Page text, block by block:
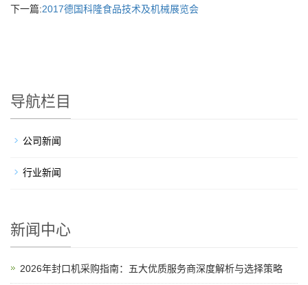
下一篇:2017德国科隆食品技术及机械展览会
导航栏目
公司新闻
行业新闻
新闻中心
2026年封口机采购指南：五大优质服务商深度解析与选择策略